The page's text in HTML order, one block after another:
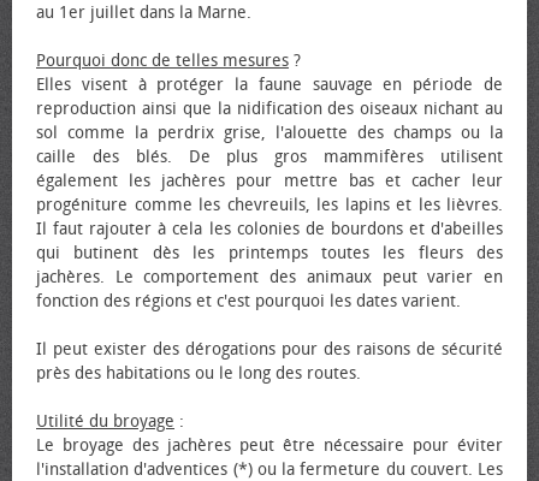
au 1er juillet dans la Marne.
Pourquoi donc de telles mesures ?
Elles visent à protéger la faune sauvage en période de
reproduction ainsi que la nidification des oiseaux nichant au
sol comme la perdrix grise, l'alouette des champs ou la
caille des blés. De plus gros mammifères utilisent
également les jachères pour mettre bas et cacher leur
progéniture comme les chevreuils, les lapins et les lièvres.
Il faut rajouter à cela les colonies de bourdons et d'abeilles
qui butinent dès les printemps toutes les fleurs des
jachères. Le comportement des animaux peut varier en
fonction des régions et c'est pourquoi les dates varient.
Il peut exister des dérogations pour des raisons de sécurité
près des habitations ou le long des routes.
Utilité du broyage :
Le broyage des jachères peut être nécessaire pour éviter
l'installation d'adventices (*) ou la fermeture du couvert. Les